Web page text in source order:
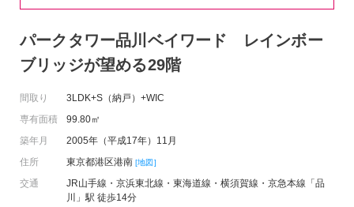
パークタワー品川ベイワード レインボー
ブリッジが望める29階
間取り
3LDK+S（納戸）+WIC
専有面積
99.80㎡
築年月
2005年（平成17年）11月
住所
東京都港区港南 [地図]
交通
JR山手線・京浜東北線・東海道線・横須賀線・京急本線「品
川」駅 徒歩14分